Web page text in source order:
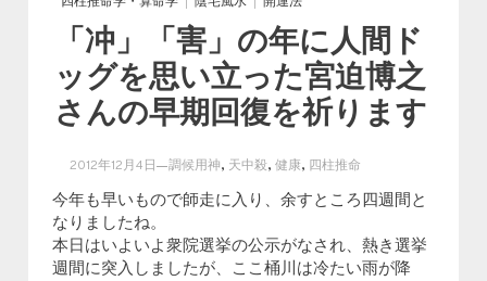
水ゼミナール｜風水
学・四柱推命学・易
学を合わせた立命講
座
「冲」「害」の年に人間ド
ッグを思い立った宮迫博之
さんの早期回復を祈ります
2012年12月4日 調候用神, 天中殺,健康, 四柱推命
今年も早いもので師走に入り、余すところ四週間と
なりましたね。
本日はいよいよ衆院選挙の公示がなされ、熱き選挙
週間に突入しましたが、ここ桶川は冷たい雨が降